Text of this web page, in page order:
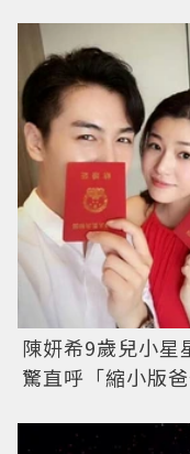
陳妍希9歲兒小星
驚直呼「縮小版爸